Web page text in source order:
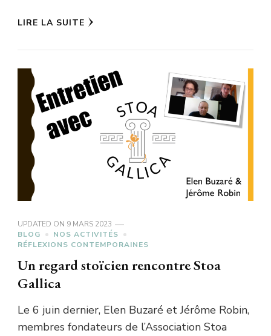
LIRE LA SUITE
UPDATED ON 9 MARS 2023
BLOG
NOS ACTIVITÉS
RÉFLEXIONS CONTEMPORAINES
Un regard stoïcien rencontre Stoa
Gallica
Le 6 juin dernier, Elen Buzaré et Jérôme Robin,
membres fondateurs de l’Association Stoa